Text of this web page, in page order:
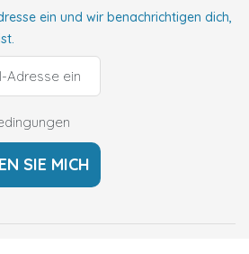
ein und wir benachrichtigen dich,